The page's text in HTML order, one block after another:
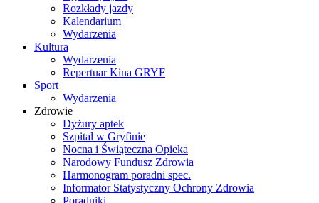
Rozkłady jazdy
Kalendarium
Wydarzenia
Kultura
Wydarzenia
Repertuar Kina GRYF
Sport
Wydarzenia
Zdrowie
Dyżury aptek
Szpital w Gryfinie
Nocna i Świąteczna Opieka
Narodowy Fundusz Zdrowia
Harmonogram poradni spec.
Informator Statystyczny Ochrony Zdrowia
Poradniki